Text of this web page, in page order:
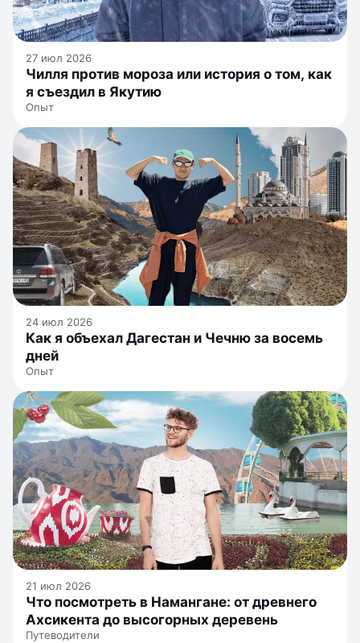
27 июл 2026
Чилля против мороза или история о том, как
я съездил в Якутию
Опыт
24 июл 2026
Как я объехал Дагестан и Чечню за восемь
дней
Опыт
21 июл 2026
Что посмотреть в Намангане: от древнего
Ахсикента до высогорных деревень
Путеводители